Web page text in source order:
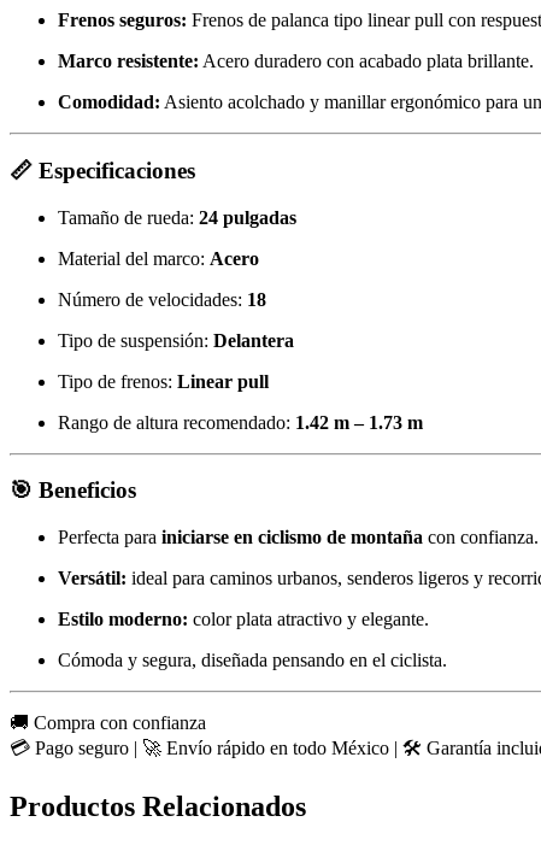
Frenos seguros: Frenos de palanca tipo linear pull con
Marco resistente: Acero duradero con acabado plata brillante.
Comodidad: Asiento acolchado y manillar ergonómico para
📏 Especificaciones
Tamaño de rueda: 24 pulgadas
Material del marco: Acero
Número de velocidades: 18
Tipo de suspensión: Delantera
Tipo de frenos: Linear pull
Rango de altura recomendado: 1.42 m – 1.73 m
🎯 Beneficios
Perfecta para iniciarse en ciclismo de montaña con confianza.
Versátil: ideal para caminos urbanos, senderos ligeros y
Estilo moderno: color plata atractivo y elegante.
Cómoda y segura, diseñada pensando en el ciclista.
🚚 Compra con confianza
💳 Pago seguro | 🚀 Envío rápido en todo México | 🛠️ Garantía
Productos Relacionados